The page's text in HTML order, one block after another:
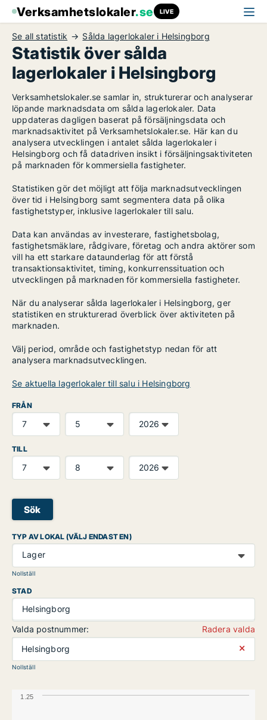
Verksamhetslokaler.se LIVE
Se all statistik Sålda lagerlokaler i Helsingborg
Statistik över sålda
lagerlokaler i Helsingborg
Verksamhetslokaler.se samlar in, strukturerar och analyserar
löpande marknadsdata om sålda lagerlokaler. Data
uppdateras dagligen baserat på försäljningsdata och
marknadsaktivitet på Verksamhetslokaler.se. Här kan du
analysera utvecklingen i antalet sålda lagerlokaler i
Helsingborg och få datadriven insikt i försäljningsaktiviteten
på marknaden för kommersiella fastigheter.
Statistiken gör det möjligt att följa marknadsutvecklingen
över tid i Helsingborg samt segmentera data på olika
fastighetstyper, inklusive lagerlokaler till salu.
Data kan användas av investerare, fastighetsbolag,
fastighetsmäklare, rådgivare, företag och andra aktörer som
vill ha ett starkare dataunderlag för att förstå
transaktionsaktivitet, timing, konkurrenssituation och
utvecklingen på marknaden för kommersiella fastigheter.
När du analyserar sålda lagerlokaler i Helsingborg, ger
statistiken en strukturerad överblick över aktiviteten på
marknaden.
Välj period, område och fastighetstyp nedan för att
analysera marknadsutvecklingen.
Se aktuella lagerlokaler till salu i Helsingborg
FRÅN
TILL
Sök
TYP AV LOKAL (VÄLJ ENDAST EN)
Lager
Nollställ
STAD
Helsingborg
Valda postnummer:
Radera valda
Helsingborg
⨯
Nollställ
1.25